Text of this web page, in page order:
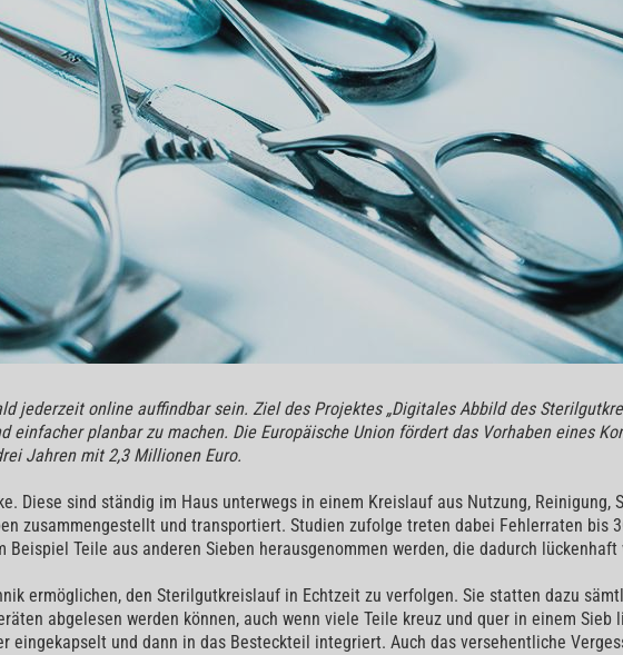
jederzeit online auffindbar sein. Ziel des Projektes „Digitales Abbild des
einfacher planbar zu machen. Die Europäische Union fördert das Vorhaben eines
Jahren mit 2,3 Millionen Euro.
Diese sind ständig im Haus unterwegs in einem Kreislauf aus Nutzung, Reinigung,
zusammengestellt und transportiert. Studien zufolge treten dabei Fehlerraten bis
Teile aus anderen Sieben herausgenommen werden, die dadurch lückenhaft
ermöglichen, den Sterilgutkreislauf in Echtzeit zu verfolgen. Sie statten dazu
abgelesen werden können, auch wenn viele Teile kreuz und quer in einem Sieb
eingekapselt und dann in das Besteckteil integriert. Auch das versehentliche